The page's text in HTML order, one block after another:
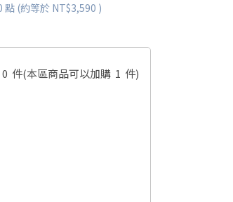
點 (約等於 NT$3,590 )
0 件(本區商品可以加購 1 件)